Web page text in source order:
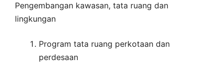
Pengembangan kawasan, tata ruang dan
lingkungan
Program tata ruang perkotaan dan
perdesaan